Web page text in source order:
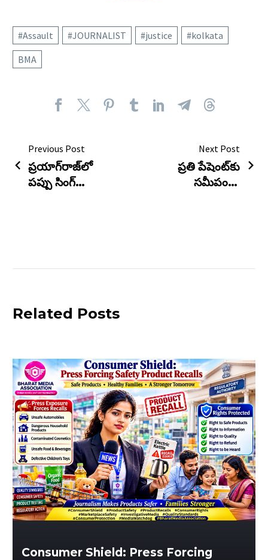
#Assault #JOURNALIST #justice
#kolkata
BMA
Previous Post
ప్రయాగ్‌రాజ్‌లో
పప్పు సింగ్
Next Post
ప్రతి పేషెంట్‌కు
సమీపంలో
Related Posts
Consumer Shield: Press Forcing